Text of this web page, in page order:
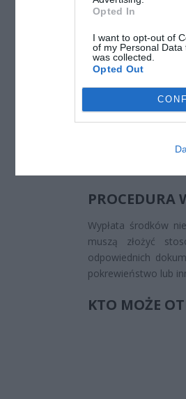
Opted In
I want to opt-out of
of my Personal
was collected.
Opted Out
ZOBACZ RÓWNIEŻ:
Nawet 3600
7 sierpnia 2026 19:29
ZUS
wynieść
PROCEDURA
Wypłata środków
muszą złożyć
odpowiednich
pokrewieństwo lub
KTO MOŻE